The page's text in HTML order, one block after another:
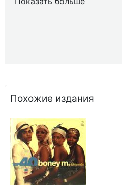
Похожие издания